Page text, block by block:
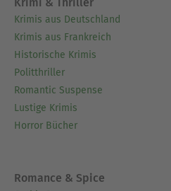
Krimi & Thriller
Krimis aus Deutschland
Krimis aus Frankreich
Historische Krimis
Politthriller
Romantic Suspense
Lustige Krimis
Horror Bücher
Romance & Spice